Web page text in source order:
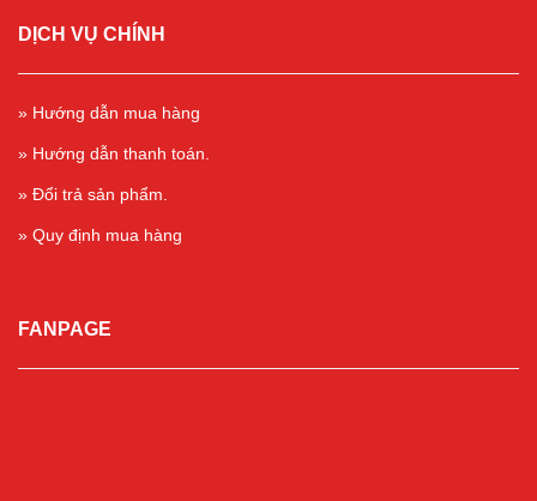
DỊCH VỤ CHÍNH
» Hướng dẫn mua hàng
» Hướng dẫn thanh toán.
» Đổi trả sản phẩm.
» Quy định mua hàng
FANPAGE